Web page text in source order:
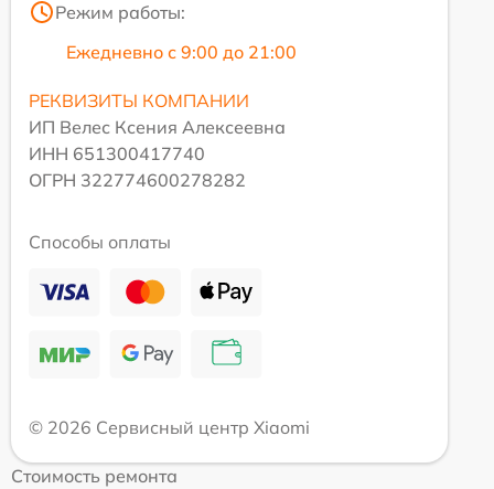
Режим работы:
Ежедневно с 9:00 до 21:00
РЕКВИЗИТЫ КОМПАНИИ
ИП Велес Ксения Алексеевна
ИНН 651300417740
ОГРН 322774600278282
Способы оплаты
© 2026 Сервисный центр Xiaomi
Стоимость ремонта